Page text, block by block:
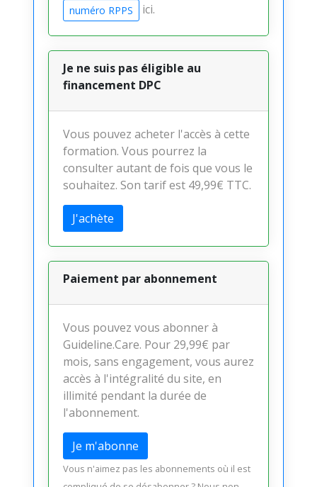
numéro RPPS ici.
Je ne suis pas éligible au
financement DPC
Vous pouvez acheter l'accès à cette
formation. Vous pourrez la
consulter autant de fois que vous le
souhaitez. Son tarif est 49,99€ TTC.
J'achète
Paiement par abonnement
Vous pouvez vous abonner à
Guideline.Care. Pour 29,99€ par
mois, sans engagement, vous aurez
accès à l'intégralité du site, en
illimité pendant la durée de
l'abonnement.
Je m'abonne
Vous n'aimez pas les abonnements où il est